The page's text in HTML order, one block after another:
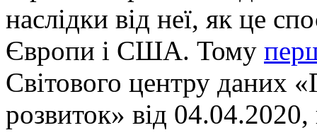
наслідки від неї, як це
Європи і США. Тому
Світового центру даних
розвиток» від